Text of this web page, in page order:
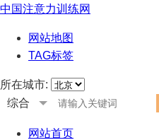
中国注意力训练网
网站地图
TAG标签
所在城市:
综合
网站首页